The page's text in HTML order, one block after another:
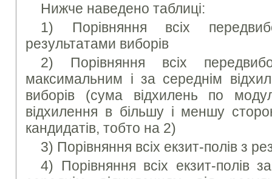
Нижче наведено таблиці:
1) Порівняння всіх
результатами виборів
2) Порівняння всіх
максимальним і за середнім
виборів (сума відхилень по
відхилення в більшу і меншу
кандидатів, тобто на 2)
3) Порівняння всіх екзит-полів з
4) Порівняння всіх екзит-полів